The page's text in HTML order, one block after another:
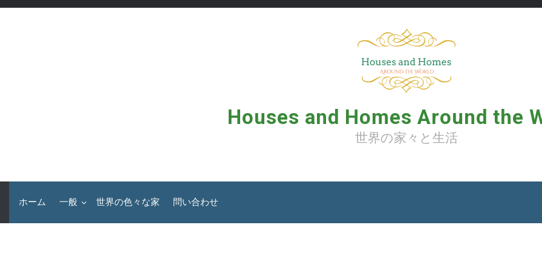
コ
Houses and Homes Around the
世界の家々と生活
ホーム 一般 世界の色々な家 問い合わせ